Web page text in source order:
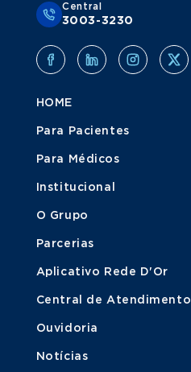
Central
3003-3230
HOME
Para Pacientes
Para Médicos
Institucional
O Grupo
Parcerias
Aplicativo Rede D'Or
Central de Atendimento
Ouvidoria
Notícias